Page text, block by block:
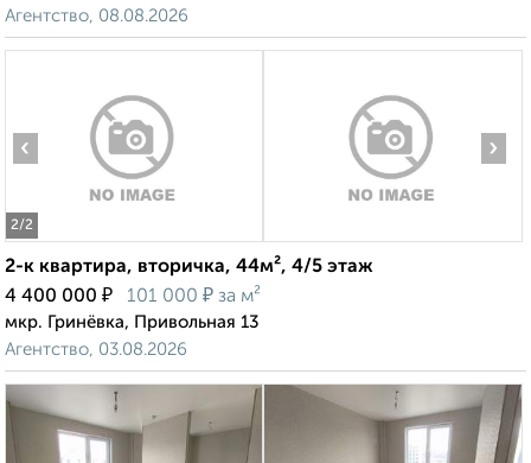
Агентство, 08.08.2026
2/2
‹ ›
2-к квартира, вторичка, 44м², 4/5 этаж
4 400 000 ₽ 101 000 ₽ за м²
мкр. Гринёвка, Привольная 13
Агентство, 03.08.2026